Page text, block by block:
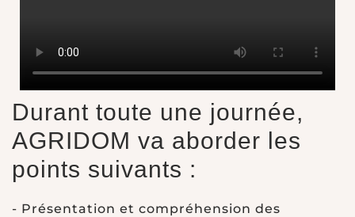
Durant toute une journée,
AGRIDOM va aborder les
points suivants :
- Présentation et compréhension des